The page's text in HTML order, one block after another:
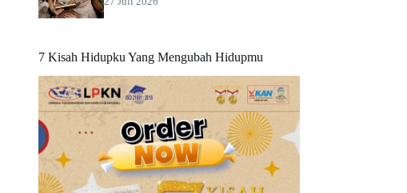
7 Kisah Hidupku Yang Mengubah Hidupmu